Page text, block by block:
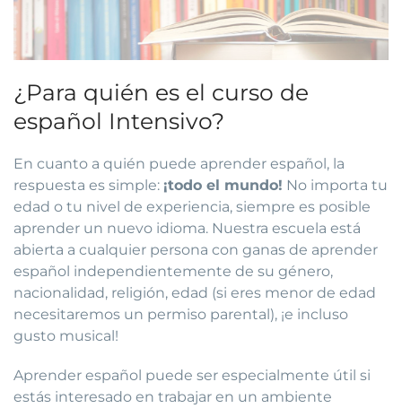
¿Para quién es el curso de
español Intensivo?
En cuanto a quién puede aprender español, la
respuesta es simple: ¡todo el mundo! No importa tu
edad o tu nivel de experiencia, siempre es posible
aprender un nuevo idioma. Nuestra escuela está
abierta a cualquier persona con ganas de aprender
español independientemente de su género,
nacionalidad, religión, edad (si eres menor de edad
necesitaremos un permiso parental), ¡e incluso
gusto musical!
Aprender español puede ser especialmente útil si
estás interesado en trabajar en un ambiente